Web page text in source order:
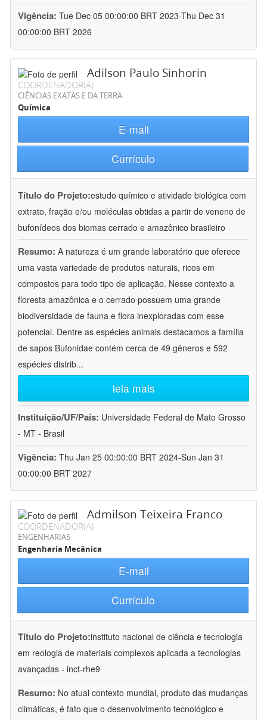
Vigência: Tue Dec 05 00:00:00 BRT 2023-Thu Dec 31
00:00:00 BRT 2026
Adilson Paulo Sinhorin
COORDENADOR(A)
CIÊNCIAS EXATAS E DA TERRA
Química
E-mail
Currículo
Título do Projeto:estudo químico e atividade biológica com
extrato, fração e/ou moléculas obtidas a partir de veneno de
bufonídeos dos biomas cerrado e amazônico brasileiro
Resumo: A natureza é um grande laboratório que oferece
uma vasta variedade de produtos naturais, ricos em
compostos para todo tipo de aplicação. Nesse contexto a
floresta amazônica e o cerrado possuem uma grande
biodiversidade de fauna e flora inexploradas com esse
potencial. Dentre as espécies animais destacamos a família
de sapos Bufonidae contém cerca de 49 gêneros e 592
espécies distrib...
leia mais
Instituição/UF/País: Universidade Federal de Mato Grosso
- MT - Brasil
Vigência: Thu Jan 25 00:00:00 BRT 2024-Sun Jan 31
00:00:00 BRT 2027
Admilson Teixeira Franco
COORDENADOR(A)
ENGENHARIAS
Engenharia Mecânica
E-mail
Currículo
Título do Projeto:instituto nacional de ciência e tecnologia
em reologia de materiais complexos aplicada a tecnologias
avançadas - inct-rhe9
Resumo: No atual contexto mundial, produto das mudanças
climáticas, é fato que o desenvolvimento tecnológico e